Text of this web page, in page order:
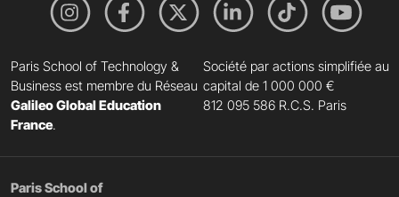
Paris School of Technology &
Business est membre du Réseau
Galileo Global Education
France.
Société par actions simplifiée au
capital de 1 000 000 €
812 095 586 R.C.S. Paris
Paris School of